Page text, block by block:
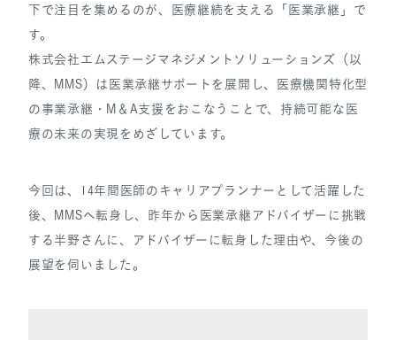
下で注目を集めるのが、医療継続を支える「医業承継」で
す。
株式会社エムステージマネジメントソリューションズ（以
降、MMS）は医業承継サポートを展開し、医療機関特化型
の事業承継・M＆A支援をおこなうことで、持続可能な医
療の未来の実現をめざしています。
今回は、14年間医師のキャリアプランナーとして活躍した
後、MMSへ転身し、昨年から医業承継アドバイザーに挑戦
する半野さんに、アドバイザーに転身した理由や、今後の
展望を伺いました。